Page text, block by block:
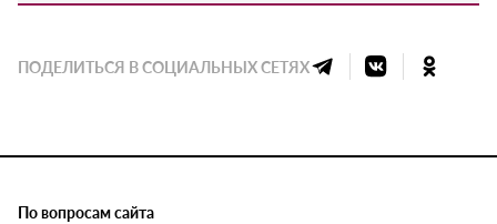
ПОДЕЛИТЬСЯ В СОЦИАЛЬНЫХ СЕТЯХ
По вопросам сайта